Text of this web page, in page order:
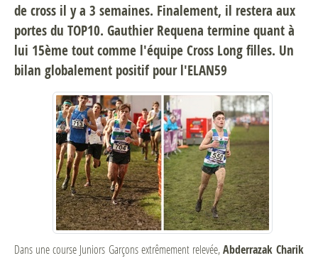
de cross il y a 3 semaines. Finalement, il restera aux
portes du TOP10. Gauthier Requena termine quant à
lui 15ème tout comme l'équipe Cross Long filles. Un
bilan globalement positif pour l'ELAN59
Dans une course Juniors Garçons extrêmement relevée,Abderrazak Charik